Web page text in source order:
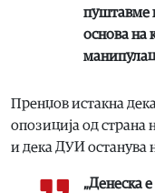
пуштавме
основа на
Пренџов истакна
опозиција од страна
и дека ДУИ останува
„Денеска